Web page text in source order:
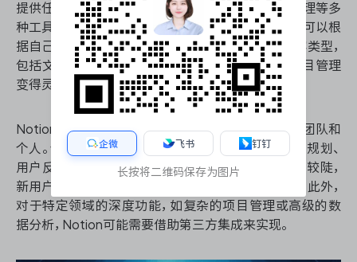
提供任务管理功能，还集成了笔记、数据库和知识管理等多
种工具。Notion的优势在于其高度的可定制性，用户可以根
据自己的需求创建独特的工作空间。它支持多种内容类型，
包括文本、表格、看板和日历等，使得信息组织和项目管理
变得灵活多变。
Notion特别适合需要将多种工作内容整合在一起的团队和
个人。例如，产品经理可以在Notion中同时管理产品规划、
用户反馈和团队任务。然而，Notion的学习曲线相对较陡，
新用户可能需要一些时间来熟悉其功能和使用方法。此外，
对于特定领域的深度功能，如复杂的项目管理或高级的数
据分析，Notion可能需要借助第三方集成来实现。
企微 飞书 钉钉
长按将二维码保存为图片